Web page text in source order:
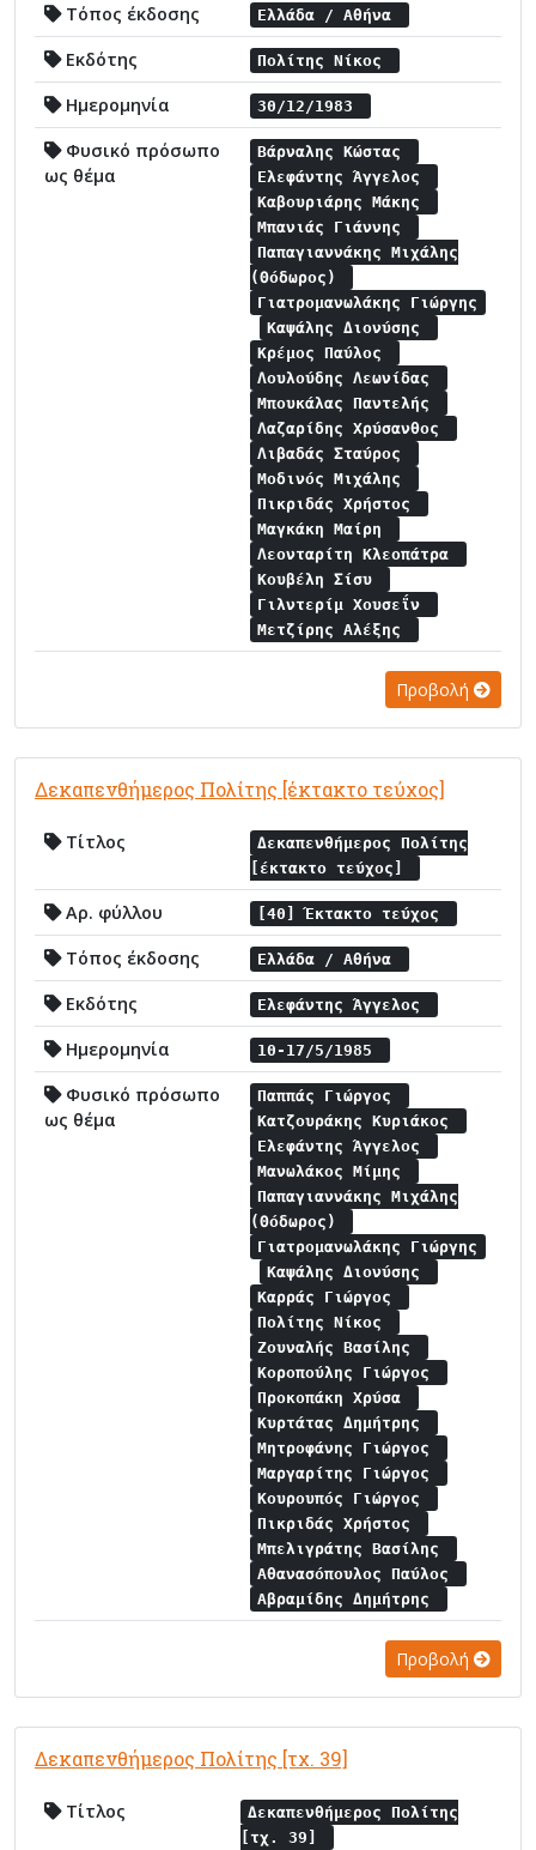
Τόπος έκδοσης Ελλάδα / Αθήνα
Εκδότης Πολίτης Νίκος
Ημερομηνία 30/12/1983
Φυσικό πρόσωπο
ως θέμα
Βάρναλης Κώστας
Ελεφάντης Άγγελος
Καβουριάρης Μάκης
Μπανιάς Γιάννης
Παπαγιαννάκης Μιχάλης
(Θόδωρος)
Γιατρομανωλάκης Γιώργης
Καψάλης Διονύσης
Κρέμος Παύλος
Λουλούδης Λεωνίδας
Μπουκάλας Παντελής
Λαζαρίδης Χρύσανθος
Λιβαδάς Σταύρος
Μοδινός Μιχάλης
Πικριδάς Χρήστος
Μαγκάκη Μαίρη
Λεονταρίτη Κλεοπάτρα
Κουβέλη Σίσυ
Γιλντερίμ Χουσεΐν
Μετζίρης Αλέξης
Προβολή
Δεκαπενθήμερος Πολίτης [έκτακτο τεύχος]
Τίτλος
Δεκαπενθήμερος Πολίτης
[έκτακτο τεύχος]
Αρ. φύλλου [40] Έκτακτο τεύχος
Τόπος έκδοσης Ελλάδα / Αθήνα
Εκδότης Ελεφάντης Άγγελος
Ημερομηνία 10-17/5/1985
Φυσικό πρόσωπο
ως θέμα
Παππάς Γιώργος
Κατζουράκης Κυριάκος
Ελεφάντης Άγγελος
Μανωλάκος Μίμης
Παπαγιαννάκης Μιχάλης
(Θόδωρος)
Γιατρομανωλάκης Γιώργης
Καψάλης Διονύσης
Καρράς Γιώργος
Πολίτης Νίκος
Ζουναλής Βασίλης
Κοροπούλης Γιώργος
Προκοπάκη Χρύσα
Κυρτάτας Δημήτρης
Μητροφάνης Γιώργος
Μαργαρίτης Γιώργος
Κουρουπός Γιώργος
Πικριδάς Χρήστος
Μπελιγράτης Βασίλης
Αθανασόπουλος Παύλος
Αβραμίδης Δημήτρης
Προβολή
Δεκαπενθήμερος Πολίτης [τχ. 39]
Τίτλος
Δεκαπενθήμερος Πολίτης
[τχ. 39]